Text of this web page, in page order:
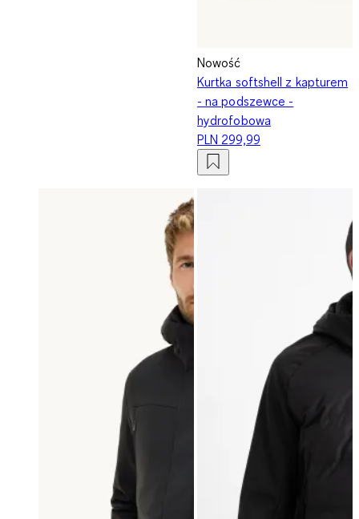
Nowość
Kurtka softshell z kapturem
- na podszewce -
hydrofobowa
PLN 299,99